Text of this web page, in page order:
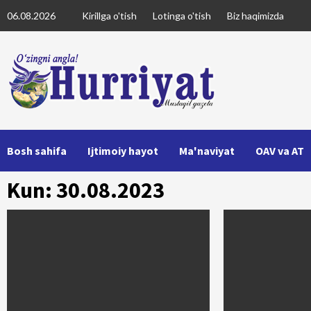
to
06.08.2026 Kirillga o'tish Lotinga o'tish Biz haqimizda
Bosh sahifa Ijtimoiy hayot Ma'naviyat OAV va AT
Kun: 30.08.2023